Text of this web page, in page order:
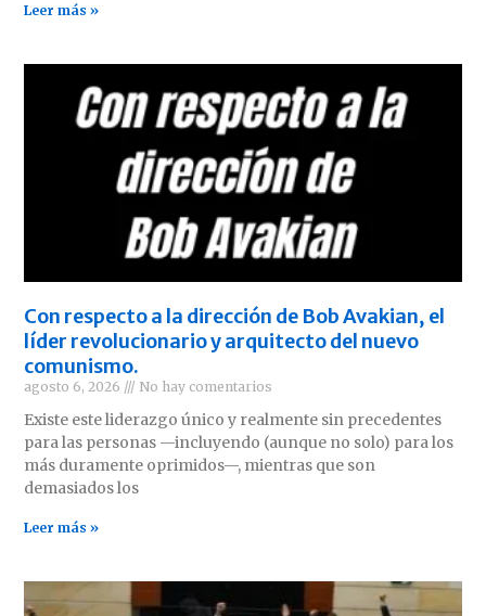
Leer más »
Con respecto a la dirección de Bob Avakian, el
líder revolucionario y arquitecto del nuevo
comunismo.
agosto 6, 2026 No hay comentarios
Existe este liderazgo único y realmente sin precedentes
para las personas —incluyendo (aunque no solo) para los
más duramente oprimidos—, mientras que son
demasiados los
Leer más »